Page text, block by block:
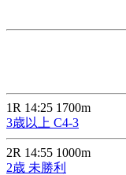
1R 14:25 1700m
3歳以上 C4-3
2R 14:55 1000m
2歳 未勝利